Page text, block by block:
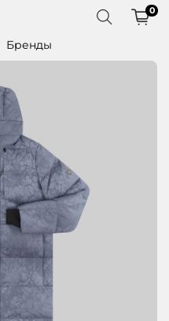
0
Бренды